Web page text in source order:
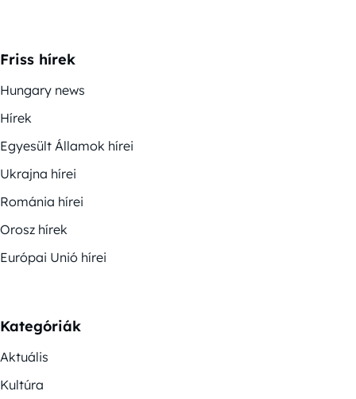
Friss hírek
Hungary news
Hírek
Egyesült Államok hírei
Ukrajna hírei
Románia hírei
Orosz hírek
Európai Unió hírei
Kategóriák
Aktuális
Kultúra